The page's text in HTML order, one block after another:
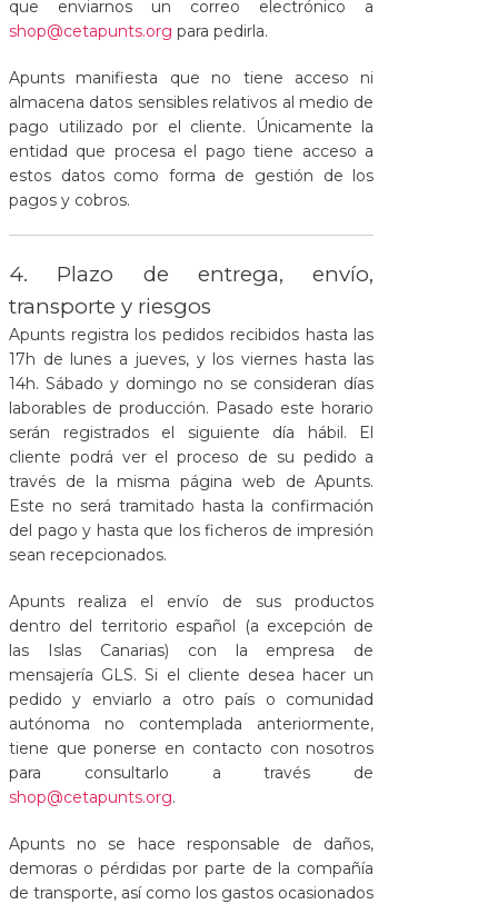
que enviarnos un correo electrónico a
shop@cetapunts.org para pedirla.
Apunts manifiesta que no tiene acceso ni
almacena datos sensibles relativos al medio de
pago utilizado por el cliente. Únicamente la
entidad que procesa el pago tiene acceso a
estos datos como forma de gestión de los
pagos y cobros.
4. Plazo de entrega, envío,
transporte y riesgos
Apunts registra los pedidos recibidos hasta las
17h de lunes a jueves, y los viernes hasta las
14h. Sábado y domingo no se consideran días
laborables de producción. Pasado este horario
serán registrados el siguiente día hábil. El
cliente podrá ver el proceso de su pedido a
través de la misma página web de Apunts.
Este no será tramitado hasta la confirmación
del pago y hasta que los ficheros de impresión
sean recepcionados.
Apunts realiza el envío de sus productos
dentro del territorio español (a excepción de
las Islas Canarias) con la empresa de
mensajería GLS. Si el cliente desea hacer un
pedido y enviarlo a otro país o comunidad
autónoma no contemplada anteriormente,
tiene que ponerse en contacto con nosotros
para consultarlo a través de
shop@cetapunts.org.
Apunts no se hace responsable de daños,
demoras o pérdidas por parte de la compañía
de transporte, así como los gastos ocasionados